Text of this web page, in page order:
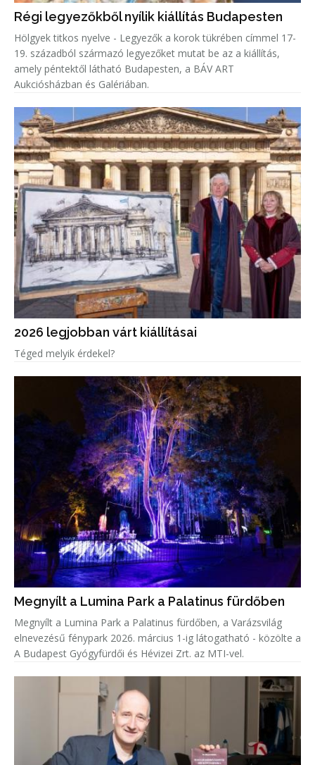
Régi legyezőkből nyílik kiállítás Budapesten
Hölgyek titkos nyelve - Legyezők a korok tükrében címmel 17-
19. századból származó legyezőket mutat be az a kiállítás,
amely péntektől látható Budapesten, a BÁV ART
Aukciósházban és Galériában.
2026 legjobban várt kiállításai
Téged melyik érdekel?
Megnyílt a Lumina Park a Palatinus fürdőben
Megnyílt a Lumina Park a Palatinus fürdőben, a Varázsvilág
elnevezésű fénypark 2026. március 1-ig látogatható - közölte a
A Budapest Gyógyfürdői és Hévizei Zrt. az MTI-vel.